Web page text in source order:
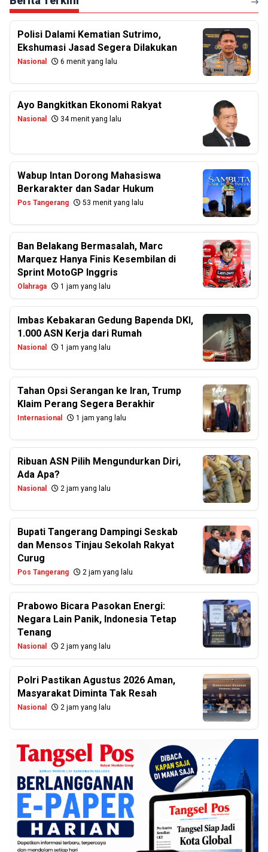
Polisi Dalami Kematian Sutrimo,
Ekshumasi Jasad Segera Dilakukan
Nasional 6 menit yang lalu
Ayo Bangkitkan Ekonomi Rakyat
Nasional 34 menit yang lalu
Wabup Intan Dorong Mahasiswa
Berkarakter dan Sadar Hukum
Pos Tangerang 53 menit yang lalu
Ban Belakang Bermasalah, Marc
Marquez Hanya Finis Kesembilan di
Sprint MotoGP Inggris
Olahraga 1 jam yang lalu
Imbas Kebakaran Gedung Bapenda DKI,
1.000 ASN Kerja dari Rumah
Nasional 1 jam yang lalu
Tahan Opsi Serangan ke Iran, Trump
Klaim Perang Segera Berakhir
Internasional 1 jam yang lalu
Ribuan ASN Pilih Mengundurkan Diri,
Ada Apa?
Nasional 2 jam yang lalu
Bupati Tangerang Dampingi Seskab
dan Mensos Tinjau Sekolah Rakyat
Curug
Pos Tangerang 2 jam yang lalu
Prabowo Bicara Pasokan Energi:
Negara Lain Panik, Indonesia Tetap
Tenang
Nasional 2 jam yang lalu
Polri Pastikan Agustus 2026 Aman,
Masyarakat Diminta Tak Resah
Nasional 2 jam yang lalu